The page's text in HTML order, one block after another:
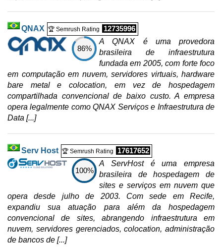
QNAX 🏆 Semrush Rating 12735996
86%
A QNAX é uma provedora
brasileira de infraestrutura
fundada em 2005, com forte foco
em computação em nuvem, servidores virtuais, hardware
bare metal e colocation, em vez de hospedagem
compartilhada convencional de baixo custo. A empresa
opera legalmente como QNAX Serviços e Infraestrutura de
Data [...]
Serv Host 🏆 Semrush Rating 17617652
100%
A ServHost é uma empresa
brasileira de hospedagem de
sites e serviços em nuvem que
opera desde julho de 2003. Com sede em Recife,
expandiu sua atuação para além da hospedagem
convencional de sites, abrangendo infraestrutura em
nuvem, servidores gerenciados, colocation, administração
de bancos de [...]